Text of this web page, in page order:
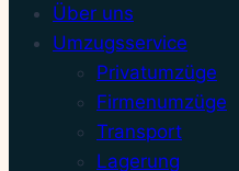
Über uns
Umzugsservice
Privatumzüge
Firmenumzüge
Transport
Lagerung